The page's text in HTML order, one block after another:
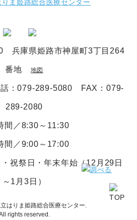
兵庫県姫路市神屋町3丁目264
番地 地図
：079-289-5080 FAX：079-
289-2080
間／8:30～11:30
間／9:00～17:00
祝祭日・年末年始（12月29日
～1月3日）
はりま姫路総合医療センター.
rights reserved.